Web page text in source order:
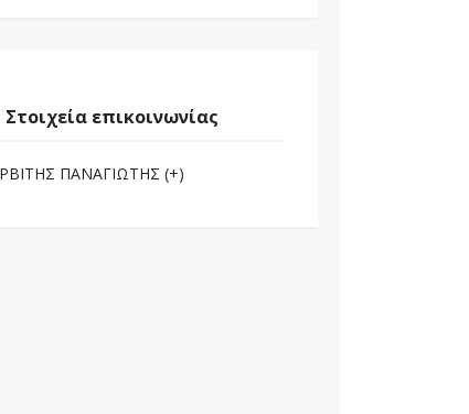
Στοιχεία επικοινωνίας
ΠΑΝΑΓΙΩΤΗΣ (+)